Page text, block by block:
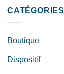
CATÉGORIES
Boutique
Dispositif